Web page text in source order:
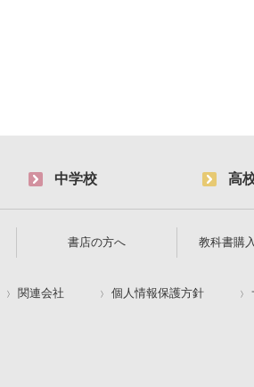
中学校 高
書店の方へ 教科書購
関連会社 個人情報保護方針